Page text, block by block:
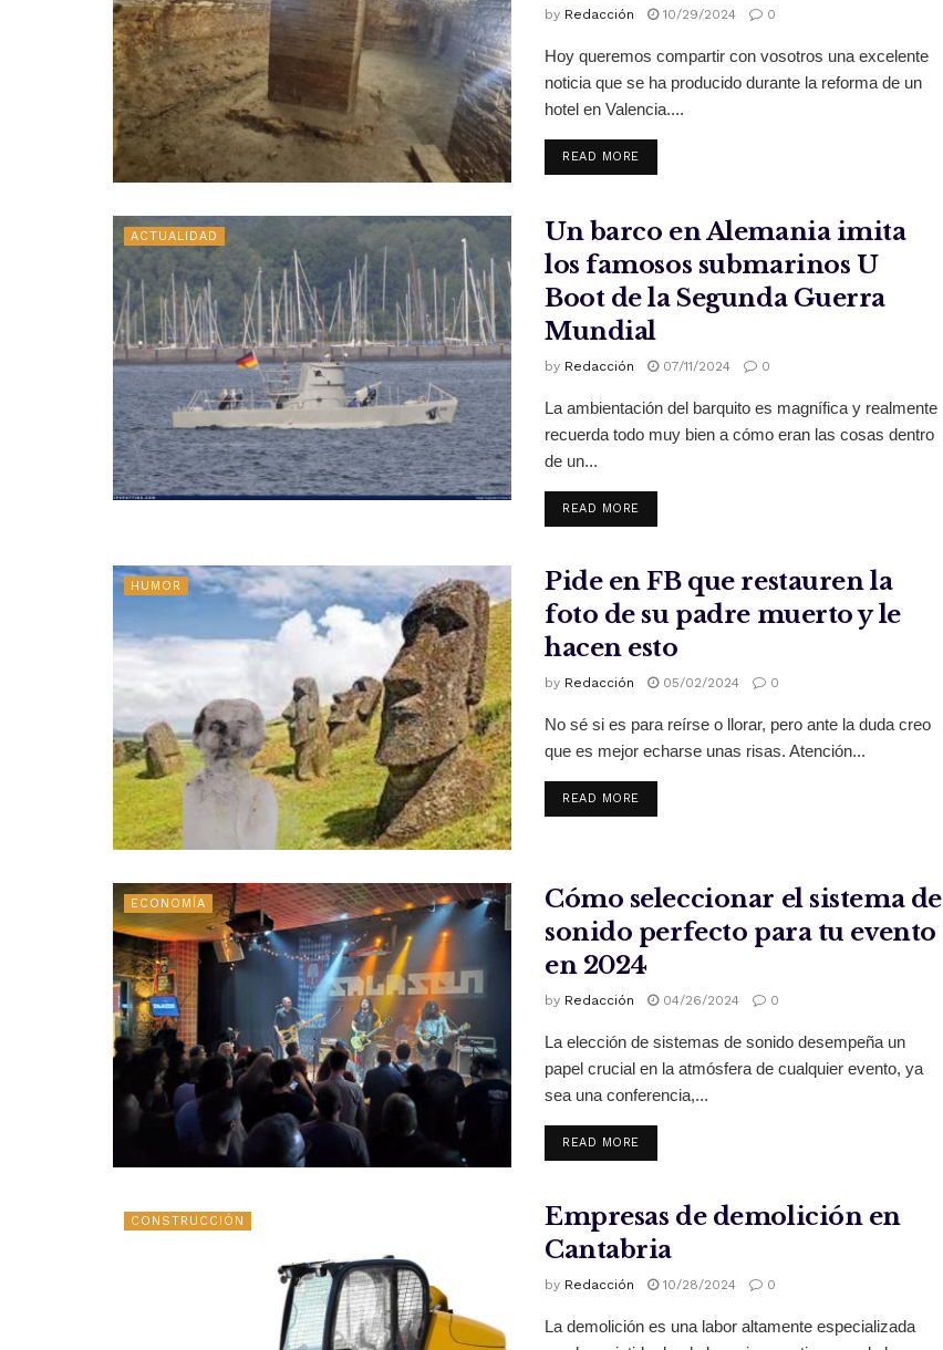
by Redacción 10/29/2024 0
Hoy queremos compartir con vosotros una excelente
noticia que se ha producido durante la reforma de un
hotel en Valencia....
READ MORE
ACTUALIDAD
Un barco en Alemania imita
los famosos submarinos U
Boot de la Segunda Guerra
Mundial
by Redacción 07/11/2024 0
La ambientación del barquito es magnífica y realmente
recuerda todo muy bien a cómo eran las cosas dentro
de un...
READ MORE
HUMOR
Pide en FB que restauren la
foto de su padre muerto y le
hacen esto
by Redacción 05/02/2024 0
No sé si es para reírse o llorar, pero ante la duda creo
que es mejor echarse unas risas. Atención...
READ MORE
ECONOMÍA
Cómo seleccionar el sistema de
sonido perfecto para tu evento
en 2024
by Redacción 04/26/2024 0
La elección de sistemas de sonido desempeña un
papel crucial en la atmósfera de cualquier evento, ya
sea una conferencia,...
READ MORE
CONSTRUCCIÓN
Empresas de demolición en
Cantabria
by Redacción 10/28/2024 0
La demolición es una labor altamente especializada